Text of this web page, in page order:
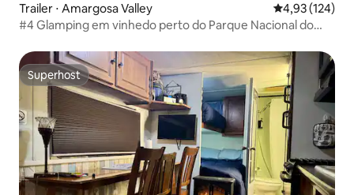
Trailer ⋅ Amargosa Valley 4,93 de uma
4,93 (124)
#4 Glamping em vinhedo perto do Parque Nacional do
Superhost
Superhost